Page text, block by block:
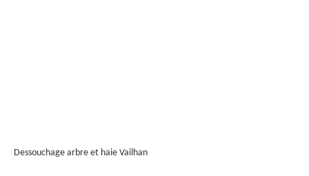
Dessouchage arbre et haie Vailhan